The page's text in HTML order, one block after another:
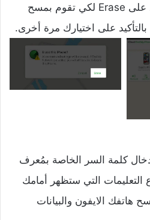
الآن فقط قم بالضغط على Erase لكي تقوم بمسح
على اختيارك مرة أخرى.
كلمة السر الخاصة بمُعرف
التعليمات التي ستظهر أمامك
هاتفك الايفون والبيانات